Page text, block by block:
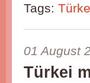
Tags:
01 August
Türkei